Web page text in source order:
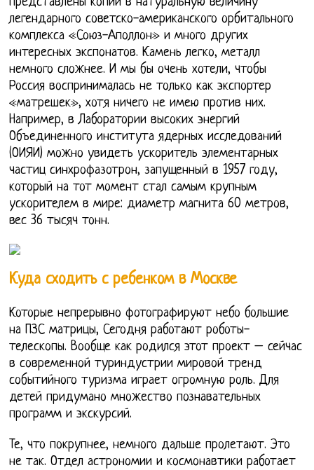
легендарного советско-американского орбитального
комплекса «Союз-Аполлон» и много других
интересных экспонатов. Камень легко, металл
немного сложнее. И мы бы очень хотели, чтобы
Россия воспринималась не только как экспортер
«матрешек», хотя ничего не имею против них.
Например, в Лаборатории высоких энергий
Объединенного института ядерных исследований
(ОИЯИ) можно увидеть ускоритель элементарных
частиц синхрофазотрон, запущенный в 1957 году,
который на тот момент стал самым крупным
ускорителем в мире: диаметр магнита 60 метров,
вес 36 тысяч тонн.
Куда сходить с ребенком в Москве
Которые непрерывно фотографируют небо большие
на ПЗС матрицы, Сегодня работают роботы-
телескопы. Вообще как родился этот проект – сейчас
в современной туриндустрии мировой тренд
событийного туризма играет огромную роль. Для
детей придумано множество познавательных
программ и экскурсий.
Те, что покрупнее, немного дальше пролетают. Это
не так. Отдел астрономии и космонавтики работает